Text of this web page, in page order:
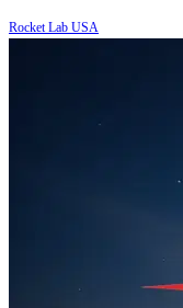
Rocket Lab USA